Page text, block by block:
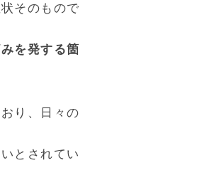
そのもので
を発する箇
り、日々の
とされてい